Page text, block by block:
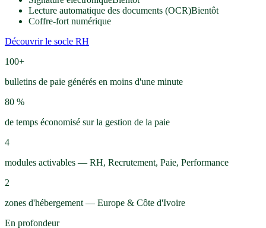
Lecture automatique des documents (OCR)Bientôt
Coffre-fort numérique
Découvrir le socle RH
100+
bulletins de paie générés en moins d'une minute
80 %
de temps économisé sur la gestion de la paie
4
modules activables — RH, Recrutement, Paie, Performance
2
zones d'hébergement — Europe & Côte d'Ivoire
En profondeur